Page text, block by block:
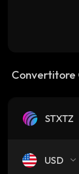
Convertitore
STXTZ
USD